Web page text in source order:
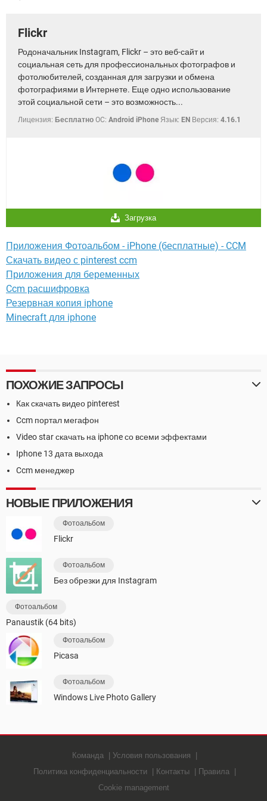
Flickr
Родоначальник Instagram, Flickr – это веб-сайт и
социальная сеть для профессиональных фотографов и
фотолюбителей, созданная для загрузки и обмена
фотографиями в Интернете. Еще одно использование
этой социальной сети – это возможность...
Лицензия: Бесплатно OC: Android iPhone Язык: EN Версия: 4.16.1
Загрузка
Приложения Фотоальбом - iPhone (бесплатные) - CCM
Скачать видео с pinterest ccm
Приложения для беременных
Ccm расшифровка
Резервная копия iphone
Minecraft для iphone
ПОХОЖИЕ ЗАПРОСЫ
Как скачать видео pinterest
Ccm портал мегафон
Video star скачать на iphone со всеми эффектами
Iphone 13 дата выхода
Ccm менеджер
НОВЫЕ ПРИЛОЖЕНИЯ
Фотоальбом
Flickr
Фотоальбом
Без обрезки для Instagram
Фотоальбом
Panaustik (64 bits)
Фотоальбом
Picasa
Фотоальбом
Windows Live Photo Gallery
Команда
Условия пользования
Политика конфиденциальности
Контакты
Правила
Cookie management